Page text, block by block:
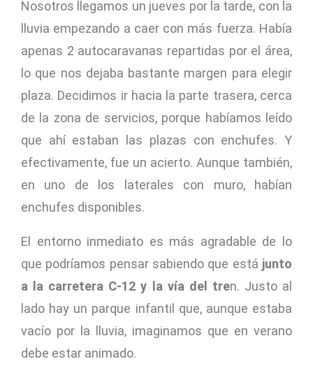
Nosotros llegamos un jueves por la tarde, con la
lluvia empezando a caer con más fuerza. Había
apenas 2 autocaravanas repartidas por el área,
lo que nos dejaba bastante margen para elegir
plaza. Decidimos ir hacia la parte trasera, cerca
de la zona de servicios, porque habíamos leído
que ahí estaban las plazas con enchufes. Y
efectivamente, fue un acierto. Aunque también,
en uno de los laterales con muro, habían
enchufes disponibles.
El entorno inmediato es más agradable de lo
que podríamos pensar sabiendo que está junto
a la carretera C-12 y la vía del tren. Justo al
lado hay un parque infantil que, aunque estaba
vacío por la lluvia, imaginamos que en verano
debe estar animado.